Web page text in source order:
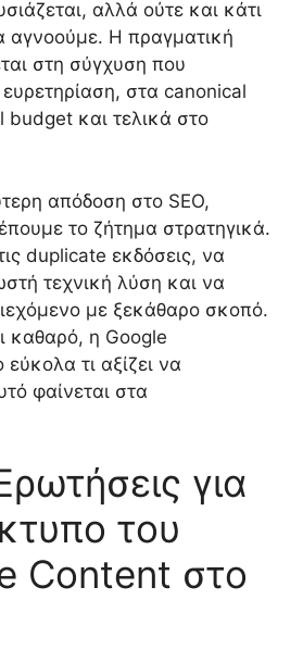
αλλά ούτε και κάτι
αγνοούμε. Η πραγματική
στη σύγχυση που
ευρετηρίαση, στα canonical
και τελικά στο
απόδοση στο SEO,
το ζήτημα στρατηγικά.
duplicate εκδόσεις, να
τεχνική λύση και να
με ξεκάθαρο σκοπό.
καθαρό, η Google
εύκολα τι αξίζει να
φαίνεται στα
για
του
Content στο